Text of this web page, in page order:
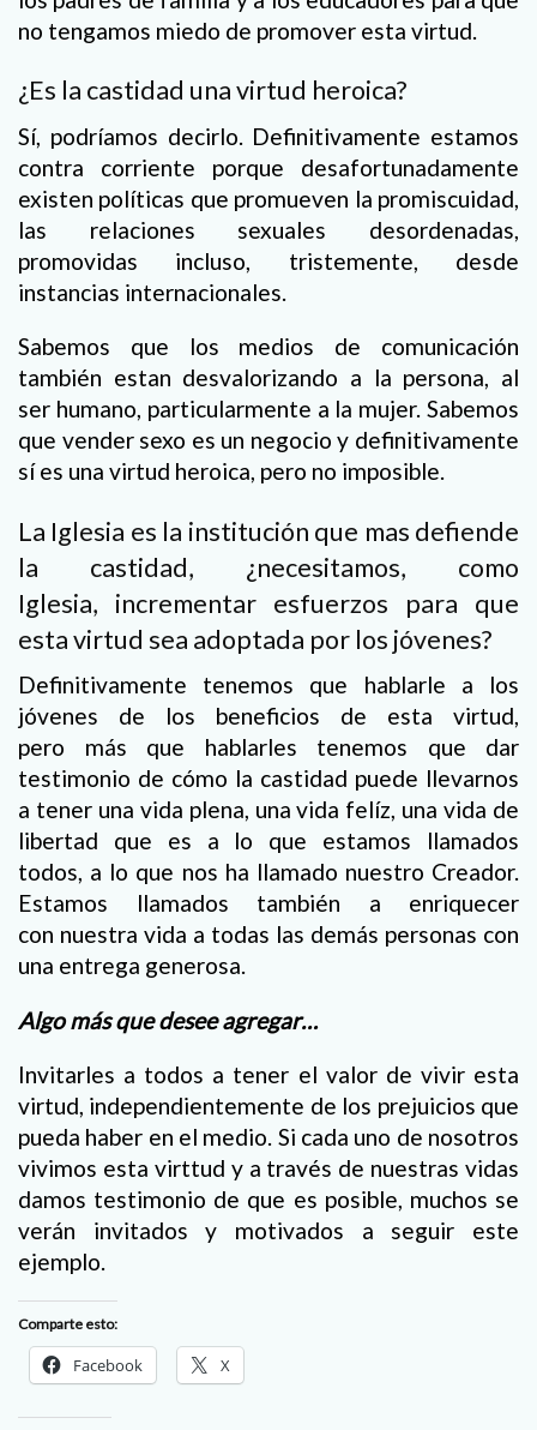
no tengamos miedo de promover esta virtud.
¿Es la castidad una virtud heroica?
Sí, podríamos decirlo. Definitivamente estamos
contra corriente porque desafortunadamente
existen políticas que promueven la promiscuidad,
las relaciones sexuales desordenadas,
promovidas incluso, tristemente, desde
instancias internacionales.
Sabemos que los medios de comunicación
también estan desvalorizando a la persona, al
ser humano, particularmente a la mujer. Sabemos
que vender sexo es un negocio y definitivamente
sí es una virtud heroica, pero no imposible.
La Iglesia es la institución que mas defiende
la castidad, ¿necesitamos, como
Iglesia, incrementar esfuerzos para que
esta virtud sea adoptada por los jóvenes?
Definitivamente tenemos que hablarle a los
jóvenes de los beneficios de esta virtud,
pero más que hablarles tenemos que dar
testimonio de cómo la castidad puede llevarnos
a tener una vida plena, una vida felíz, una vida de
libertad que es a lo que estamos llamados
todos, a lo que nos ha llamado nuestro Creador.
Estamos llamados también a enriquecer
con nuestra vida a todas las demás personas con
una entrega generosa.
Algo más que desee agregar…
Invitarles a todos a tener el valor de vivir esta
virtud, independientemente de los prejuicios que
pueda haber en el medio. Si cada uno de nosotros
vivimos esta virttud y a través de nuestras vidas
damos testimonio de que es posible, muchos se
verán invitados y motivados a seguir este
ejemplo.
Comparte esto:
Facebook X